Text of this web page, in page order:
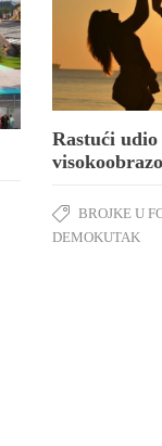
Rastući
BROJKE U
DEMOKUTAK